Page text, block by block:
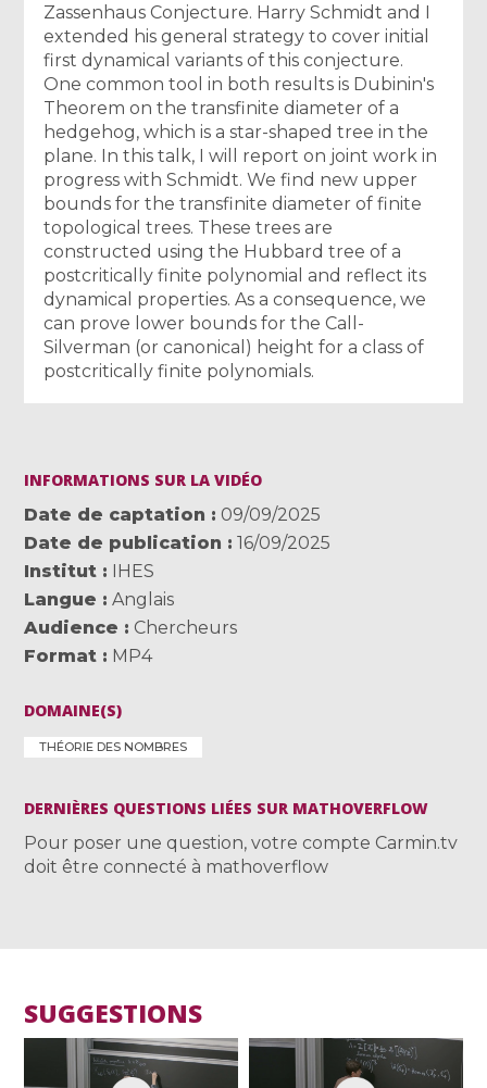
Zassenhaus Conjecture. Harry Schmidt and I
extended his general strategy to cover initial
first dynamical variants of this conjecture.
One common tool in both results is Dubinin's
Theorem on the transfinite diameter of a
hedgehog, which is a star-shaped tree in the
plane. In this talk, I will report on joint work in
progress with Schmidt. We find new upper
bounds for the transfinite diameter of finite
topological trees. These trees are
constructed using the Hubbard tree of a
postcritically finite polynomial and reflect its
dynamical properties. As a consequence, we
can prove lower bounds for the Call-
Silverman (or canonical) height for a class of
postcritically finite polynomials.
INFORMATIONS SUR LA VIDÉO
Date de captation
09/09/2025
Date de publication
16/09/2025
Institut
IHES
Langue
Anglais
Audience
Chercheurs
Format
MP4
DOMAINE(S)
THÉORIE DES NOMBRES
DERNIÈRES QUESTIONS LIÉES SUR MATHOVERFLOW
Pour poser une question, votre compte Carmin.tv
doit être connecté à mathoverflow
SUGGESTIONS